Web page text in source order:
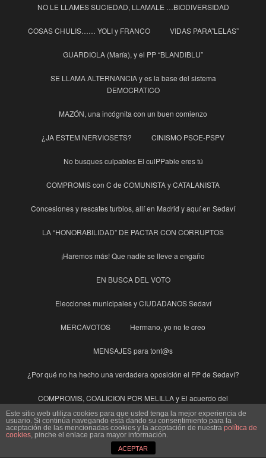
NO LE LLAMES SUCIEDAD, LLAMALE …BIODIVERSIDAD
COSAS CHULIS…… YOLI y FRANCO VIDAS PARA”LELAS”
GUARDIOLA (María), y el PP “BLANDIBLU”
SE LLAMA ALTERNANCIA y es la base del sistema
DEMOCRATICO
MAZÓN, una incógnita con un buen comienzo
¿JA ESTEM NERVIOSETS? CINISMO PSOE-PSPV
No busques culpables El culPPable eres tú
COMPROMIS con C de COMUNISTA y CATALANISTA
Concesiones y rescates turbios, allí en Madrid y aquí en Sedaví
LA “HONORABILIDAD” DE PACTAR CON CORRUPTOS
¡Haremos más! Que nadie se lleve a engaño
EN BUSCA DEL VOTO
Elecciones municipales y CIUDADANOS Sedaví
MERCAVOTOS Hermano, yo no te creo
MENSAJES para tont@s
¿Por qué no ha hecho una verdadera oposición el PP de Sedaví?
COMPROMIS, COALICION POR MELILLA y El acuerdo del
TURIA
El President SEDAVÍ un pueblo estancado
Este sitio web utiliza cookies para que usted tenga la mejor experiencia de
usuario. Si continúa navegando está dando su consentimiento para la
aceptación de las mencionadas cookies y la aceptación de nuestra política de
cookies, pinche el enlace para mayor información.
ACEPTAR